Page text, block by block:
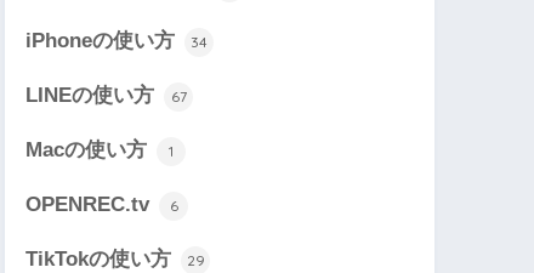
iPhoneの使い方 34
LINEの使い方 67
Macの使い方 1
OPENREC.tv 6
TikTokの使い方 29